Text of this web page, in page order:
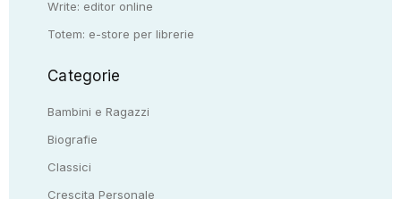
Write: editor online
Totem: e-store per librerie
Categorie
Bambini e Ragazzi
Biografie
Classici
Crescita Personale